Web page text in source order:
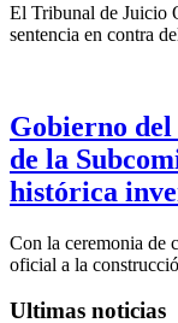
El Tribunal de Juicio
sentencia en contra
Gobierno
de la
histórica
Con la ceremonia de
oficial a la
Ultimas noticias